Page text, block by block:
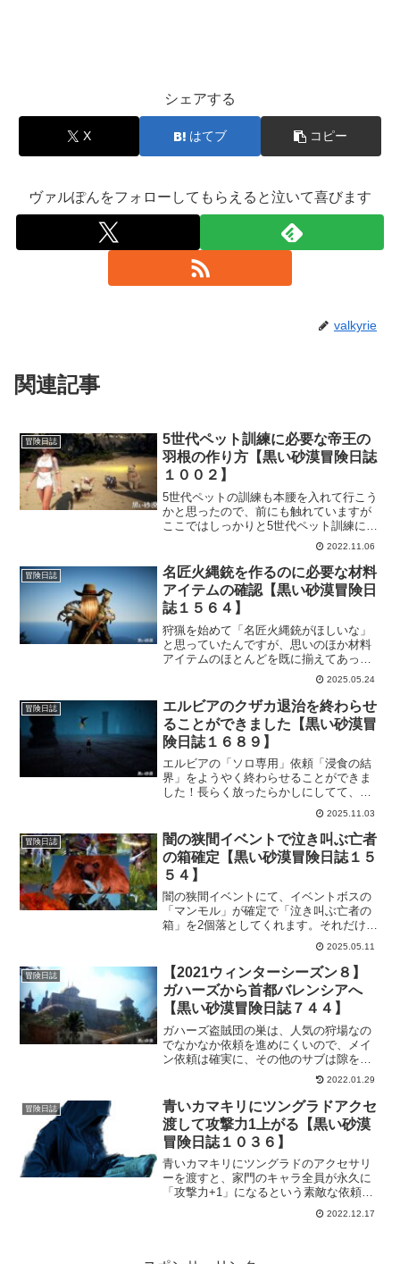
シェアする
X はてブ コピー
ヴァルぽんをフォローしてもらえると泣いて喜びます
valkyrie
関連記事
冒険日誌
5世代ペット訓練に必要な帝王の
羽根の作り方【黒い砂漠冒険日誌
１００２】
5世代ペットの訓練も本腰を入れて行こう
かと思ったので、前にも触れていますが
ここではしっかりと5世代ペット訓練に必
要な「帝王の羽根」の作り方を残してお
こうかと思います。帝王の羽根に必要な
アイテムとしては、種類は少ないけどそ
こそこ数が必要なのもあるので頑張って
集めて行きましょう。
2022.11.06
冒険日誌
名匠火縄銃を作るのに必要な材料
アイテムの確認【黒い砂漠冒険日
誌１５６４】
狩猟を始めて「名匠火縄銃がほしいな」
と思っていたんですが、思いのほか材料
アイテムのほとんどを既に揃えてあった
のに本人もびっくり。どれだけ放置して
いるのかとｗそんな訳で最後のポイント
となりそうな「ナクシオンの息吹」のみ
を集める必要があるようです。
2025.05.24
冒険日誌
エルビアのクザカ退治を終わらせ
ることができました【黒い砂漠冒
険日誌１６８９】
エルビアの「ソロ専用」依頼「浸食の結
界」をようやく終わらせることができま
した！長らく放ったらかしにしてて、思
い出したので行ってきました。今なら余
裕で行けると思ったものの、思ったより
苦戦しました。何事も油断してると足元
をすくわれるということです。
2025.11.03
冒険日誌
闇の狭間イベントで泣き叫ぶ亡者
の箱確定【黒い砂漠冒険日誌１５
５４】
闇の狭間イベントにて、イベントボスの
「マンモル」が確定で「泣き叫ぶ亡者の
箱」を2個落としてくれます。それだけで
はなく、通常の闇の狭間ボスも確定で
「泣き叫ぶ亡者の箱」を落とすので、こ
れは参加しておかないともったいない！
2025.05.11
冒険日誌
【2021ウィンターシーズン８】
ガハーズから首都バレンシアへ
【黒い砂漠冒険日誌７４４】
ガハーズ盗賊団の巣は、人気の狩場なの
でなかなか依頼を進めにくいので、メイ
ン依頼は確実に、その他のサブは隙を狙
ってｗというような形でとっとと首都バ
レンシアへ。砂漠をトコトコ馬で横断。
馬で横断すると走った方が早いってこと
もあるけど、今回はのんびり馬で移動。
2022.01.29
冒険日誌
青いカマキリにツングラドアクセ
渡して攻撃力1上がる【黒い砂漠
冒険日誌１０３６】
青いカマキリにツングラドのアクセサリ
ーを渡すと、家門のキャラ全員が永久に
「攻撃力+1」になるという素敵な依頼を
こなしてきました。そもそも、青いカマ
キリって誰？ってとこから始まり、居場
2022.12.17